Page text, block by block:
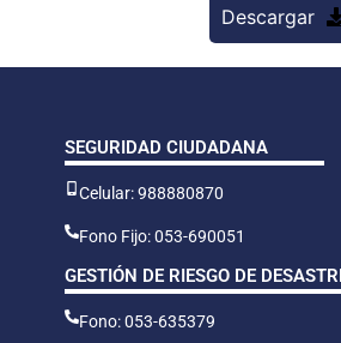
Descargar
SEGURIDAD CIUDADANA
Celular: 988880870
Fono Fijo: 053-690051
GESTIÓN DE RIESGO DE
Fono: 053-635379